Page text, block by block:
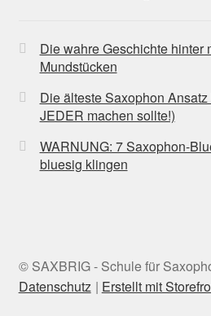
Die wahre Geschichte hinter
Mundstücken
Die älteste Saxophon
JEDER machen sollte!)
WARNUNG: 7 Saxophon-
bluesig klingen
© SAXBRIG - Schule für
Datenschutz
Erstellt mit